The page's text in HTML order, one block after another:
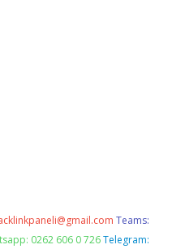
Teams:
0262 606 0 726 Telegram: